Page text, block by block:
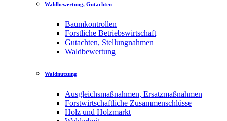
Waldbewertung, Gutachten
Baumkontrollen
Forstliche Betriebswirtschaft
Gutachten, Stellungnahmen
Waldbewertung
Waldnutzung
Ausgleichsmaßnahmen, Ersatzmaßnahmen
Forstwirtschaftliche Zusammenschlüsse
Holz und Holzmarkt